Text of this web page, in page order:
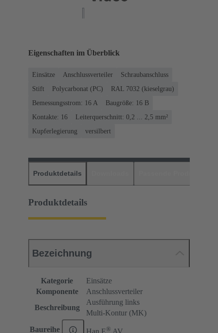
Eigenschaften im Überblick
Einsätze Anschlussverteiler
Schraubanschluss
Stift
Polycarbonat (PC)
RAL 7032 (kieselgrau)
Bemessungsstrom: ‌16 A
Baugröße: 16 B
Kontakte: 16
Leiterquerschnitt: 0,2 ... 2,5 mm²
Kupferlegierung
versilbert
Produktdetails
Produktdetails
Bezeichnung
Kategorie
Einsätze
Komponente
Anschlussverteiler
Beschreibung
Ausführung links
Multi-Kontur (MK)
Baureihe Han E® AV